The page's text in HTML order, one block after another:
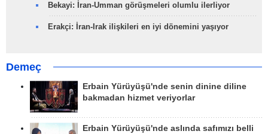
Bekayi: İran-Umman görüşmeleri olumlu ilerliyor
Erakçi: İran-Irak ilişkileri en iyi dönemini yaşıyor
Demeç
Erbain Yürüyüşü'nde senin dinine diline
bakmadan hizmet veriyorlar
Erbain Yürüyüşü'nde aslında safımızı belli